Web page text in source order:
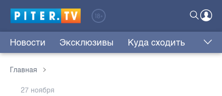
Новости Эксклюзивы Куда сходить
Главная
27 ноября